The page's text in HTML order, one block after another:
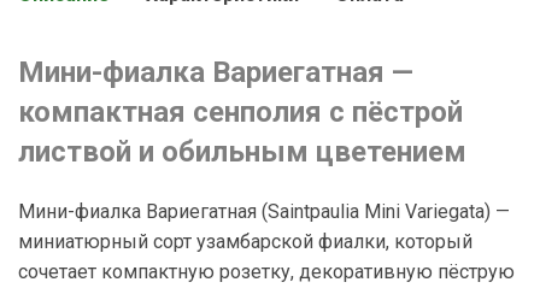
Мини-фиалка Вариегатная —
компактная сенполия с пёстрой
листвой и обильным цветением
Мини-фиалка Вариегатная (Saintpaulia Mini Variegata) —
миниатюрный сорт узамбарской фиалки, который
сочетает компактную розетку, декоративную пёструю